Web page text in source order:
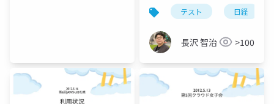
テスト 日経
長沢 智治 >100